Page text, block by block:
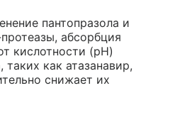
пантопразола и
абсорбция
кислотности (pH)
таких как атазанавир,
снижает их